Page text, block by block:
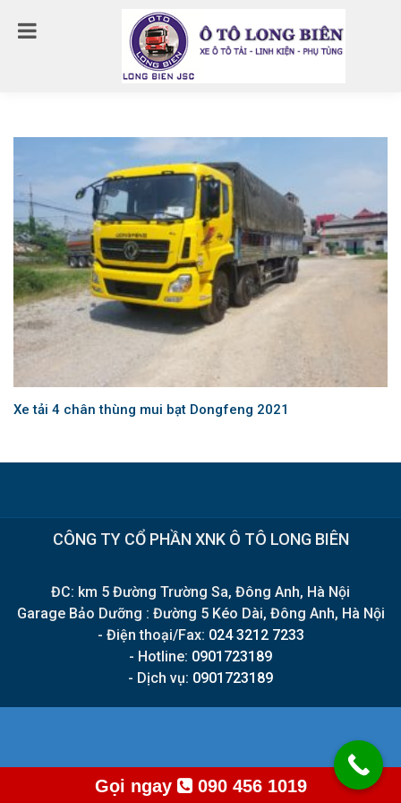
Xe tải 4 chân thùng mui bạt Dongfeng 2021
CÔNG TY CỔ PHẦN XNK Ô TÔ LONG BIÊN
ĐC: km 5 Đường Trường Sa, Đông Anh, Hà Nội
Garage Bảo Dưỡng : Đường 5 Kéo Dài, Đông Anh, Hà Nội
- Điện thoại/Fax: 024 3212 7233
- Hotline: 0901723189
- Dịch vụ: 0901723189
Gọi ngay 090 456 1019